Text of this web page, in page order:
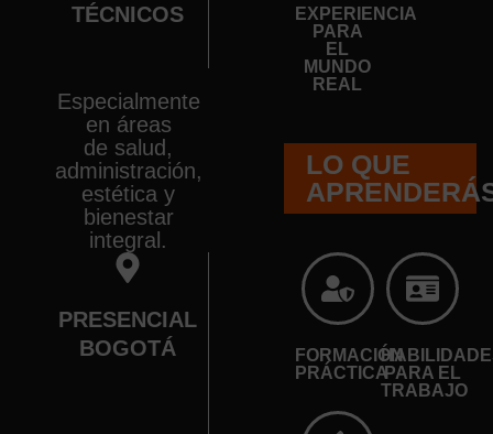
TÉCNICOS
Especialmente
en áreas
de salud,
administración,
estética y
bienestar
integral.
PRESENCIAL
BOGOTÁ
EXPERIENCIA
PARA
EL
MUNDO
REAL
LO QUE
FORMACIÓN
PRÁCTICAPARA EL
TRABAJO